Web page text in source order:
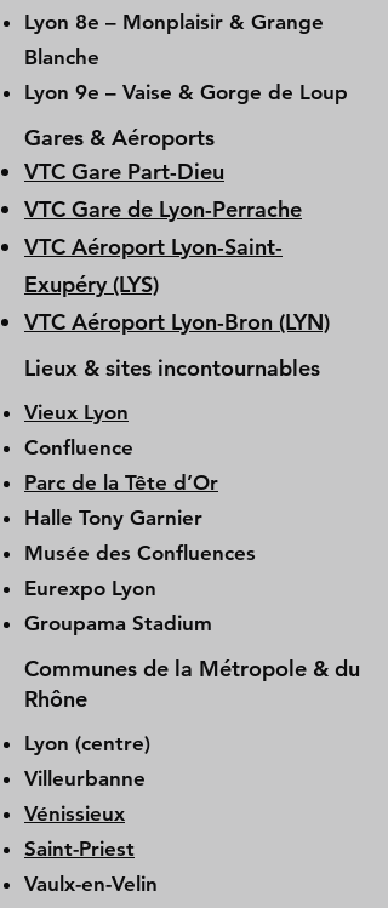
Lyon 8e – Monplaisir & Grange
Blanche
Lyon 9e – Vaise & Gorge de Loup
Gares & Aéroports
VTC Gare Part-Dieu
VTC Gare de Lyon-Perrache
VTC Aéroport Lyon-Saint-
Exupéry (LYS)
VTC Aéroport Lyon-Bron (LYN)
Lieux & sites incontournables
Vieux Lyon
Confluence
Parc de la Tête d’Or
Halle Tony Garnier
Musée des Confluences
Eurexpo Lyon
Groupama Stadium
Communes de la Métropole & du
Rhône
Lyon (centre)
Villeurbanne
Vénissieux
Saint-Priest
Vaulx-en-Velin